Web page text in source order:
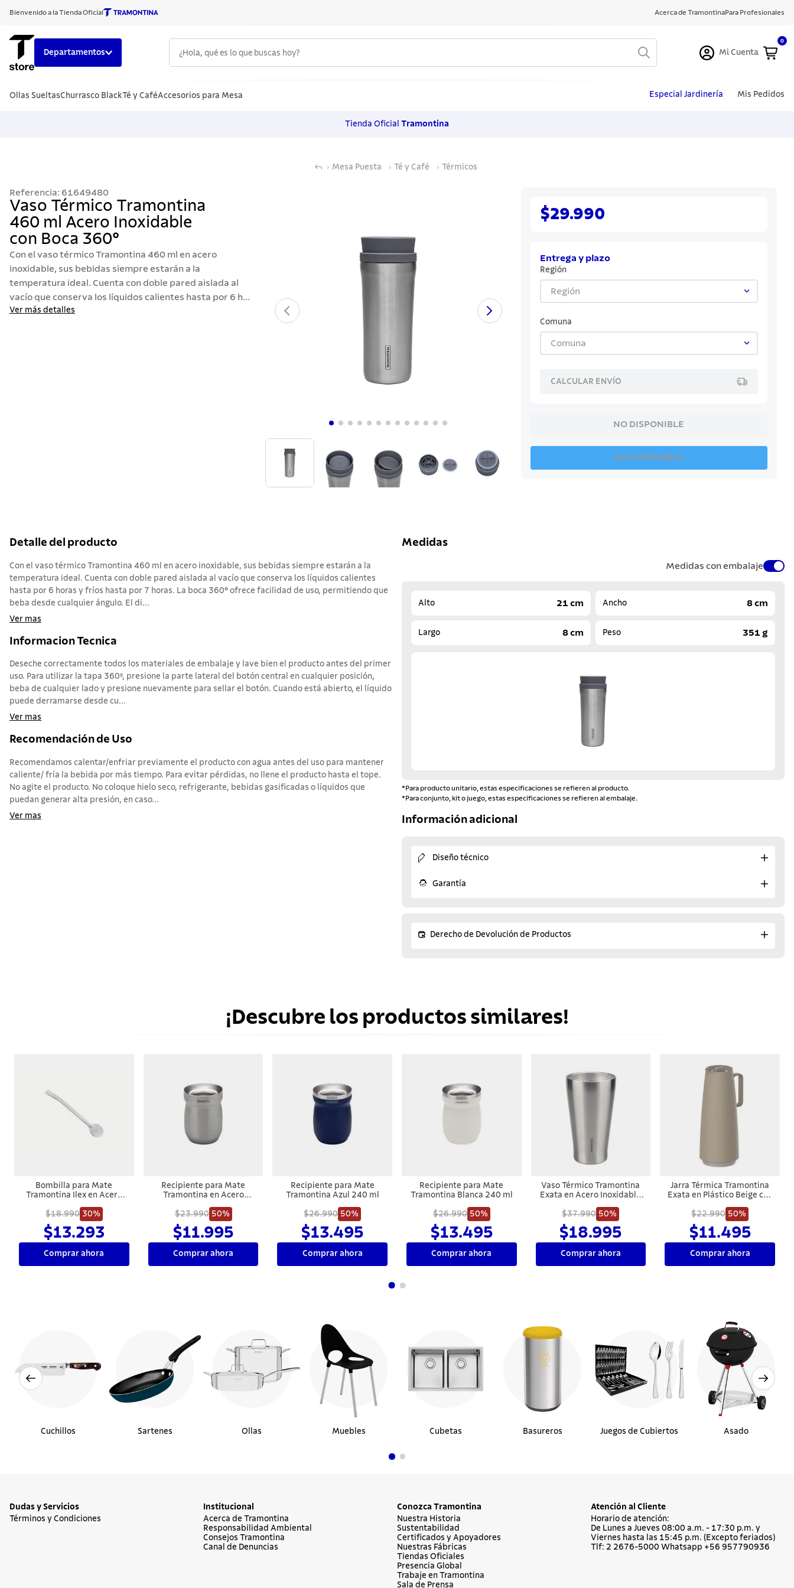
Bienvenido a la Tienda Oficial Acerca de TramontinaPara Profesionales
Departamentos Mi Cuenta
0
Ollas SueltasChurrasco BlackTé y CaféAccesorios para Mesa Especial Jardinería Mis Pedidos
Tienda Oficial Tramontina
Mesa Puesta Té y Café Térmicos
Referencia: 61649480
Vaso Térmico Tramontina
460 ml Acero Inoxidable
con Boca 360°
Con el vaso térmico Tramontina 460 ml en acero
inoxidable, sus bebidas siempre estarán a la
temperatura ideal. Cuenta con doble pared aislada al
vacío que conserva los líquidos calientes hasta por 6 h...
Ver más detalles
$29.990
Entrega y plazo
Región
Región
Comuna
Comuna
CALCULAR ENVÍO
NO DISPONIBLE
NO DISPONIBLE
Detalle del producto
Con el vaso térmico Tramontina 460 ml en acero inoxidable, sus bebidas siempre estarán a la
temperatura ideal. Cuenta con doble pared aislada al vacío que conserva los líquidos calientes
hasta por 6 horas y fríos hasta por 7 horas. La boca 360° ofrece facilidad de uso, permitiendo que
beba desde cualquier ángulo. El di...
Ver mas
Informacion Tecnica
Deseche correctamente todos los materiales de embalaje y lave bien el producto antes del primer
uso. Para utilizar la tapa 360º, presione la parte lateral del botón central en cualquier posición,
beba de cualquier lado y presione nuevamente para sellar el botón. Cuando está abierto, el líquido
puede derramarse desde cu...
Ver mas
Recomendación de Uso
Recomendamos calentar/enfriar previamente el producto con agua antes del uso para mantener
caliente/ fría la bebida por más tiempo. Para evitar pérdidas, no llene el producto hasta el tope.
No agite el producto. No coloque hielo seco, refrigerante, bebidas gasificadas o líquidos que
puedan generar alta presión, en caso...
Ver mas
Medidas
Medidas con embalaje
Alto 21 cm Ancho 8 cm
Largo 8 cm Peso 351 g
*Para producto unitario, estas especificaciones se refieren al producto.
*Para conjunto, kit o juego, estas especificaciones se refieren al embalaje.
Información adicional
Diseño técnico
Garantía
Derecho de Devolución de Productos
¡Descubre los productos similares!
Bombilla para Mate
Tramontina Ilex en Acero
cm
$18.990 30%
$13.293
Comprar ahora
Recipiente para Mate
Tramontina en Acero
$23.990 50%
$11.995
Comprar ahora
Recipiente para Mate
Tramontina Azul 240 ml
$26.990 50%
$13.495
Comprar ahora
Recipiente para Mate
Tramontina Blanca 240 ml
$26.990 50%
$13.495
Comprar ahora
Vaso Térmico Tramontina
Exata en Acero Inoxidable
$37.990 50%
$18.995
Comprar ahora
Jarra Térmica Tramontina
Exata en Plástico Beige con
$22.990 50%
$11.495
Comprar ahora
Cuchillos Sartenes Ollas Muebles Cubetas Basureros Juegos de Cubiertos Asado
Dudas y Servicios
Términos y Condiciones
Institucional
Acerca de Tramontina
Responsabilidad Ambiental
Consejos Tramontina
Canal de Denuncias
Conozca Tramontina
Nuestra Historia
Sustentabilidad
Certificados y Apoyadores
Nuestras Fábricas
Tiendas Oficiales
Presencia Global
Trabaje en Tramontina
Sala de Prensa
Atención al Cliente
Horario de atención:
De Lunes a Jueves 08:00 a.m. - 17:30 p.m. y
Viernes hasta las 15:45 p.m. (Excepto feriados)
Tlf: 2 2676-5000 Whatsapp +56 957790936
1.
cuchillos
10. termo